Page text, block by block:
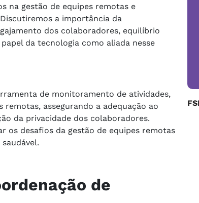
na gestão de equipes remotas e
a importância da
dos colaboradores, equilíbrio
da tecnologia como aliada nesse
de monitoramento de atividades,
assegurando a adequação ao
da privacidade dos colaboradores.
os desafios da gestão de equipes remotas
de